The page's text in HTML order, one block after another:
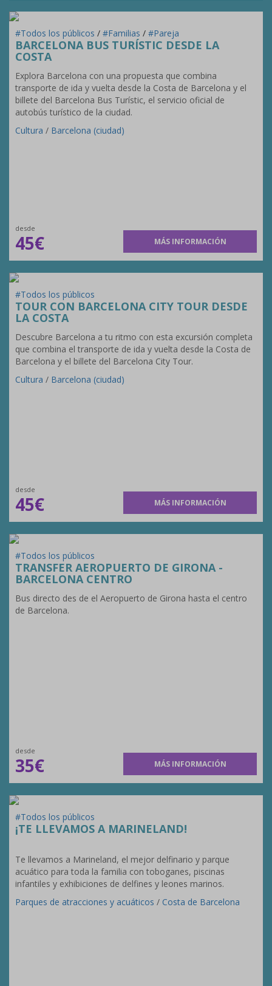
#Todos los públicos / #Familias / #Pareja
BARCELONA BUS TURÍSTIC DESDE LA
COSTA
Explora Barcelona con una propuesta que combina
transporte de ida y vuelta desde la Costa de Barcelona y el
billete del Barcelona Bus Turístic, el servicio oficial de
autobús turístico de la ciudad.
Cultura / Barcelona (ciudad)
desde
45€ MÁS INFORMACIÓN
#Todos los públicos
TOUR CON BARCELONA CITY TOUR DESDE
LA COSTA
Descubre Barcelona a tu ritmo con esta excursión completa
que combina el transporte de ida y vuelta desde la Costa de
Barcelona y el billete del Barcelona City Tour.
Cultura / Barcelona (ciudad)
desde
45€ MÁS INFORMACIÓN
#Todos los públicos
TRANSFER AEROPUERTO DE GIRONA -
BARCELONA CENTRO
Bus directo des de el Aeropuerto de Girona hasta el centro
de Barcelona.
desde
35€ MÁS INFORMACIÓN
#Todos los públicos
¡TE LLEVAMOS A MARINELAND!
Te llevamos a Marineland, el mejor delfinario y parque
acuático para toda la familia con toboganes, piscinas
infantiles y exhibiciones de delfines y leones marinos.
Parques de atracciones y acuáticos / Costa de Barcelona